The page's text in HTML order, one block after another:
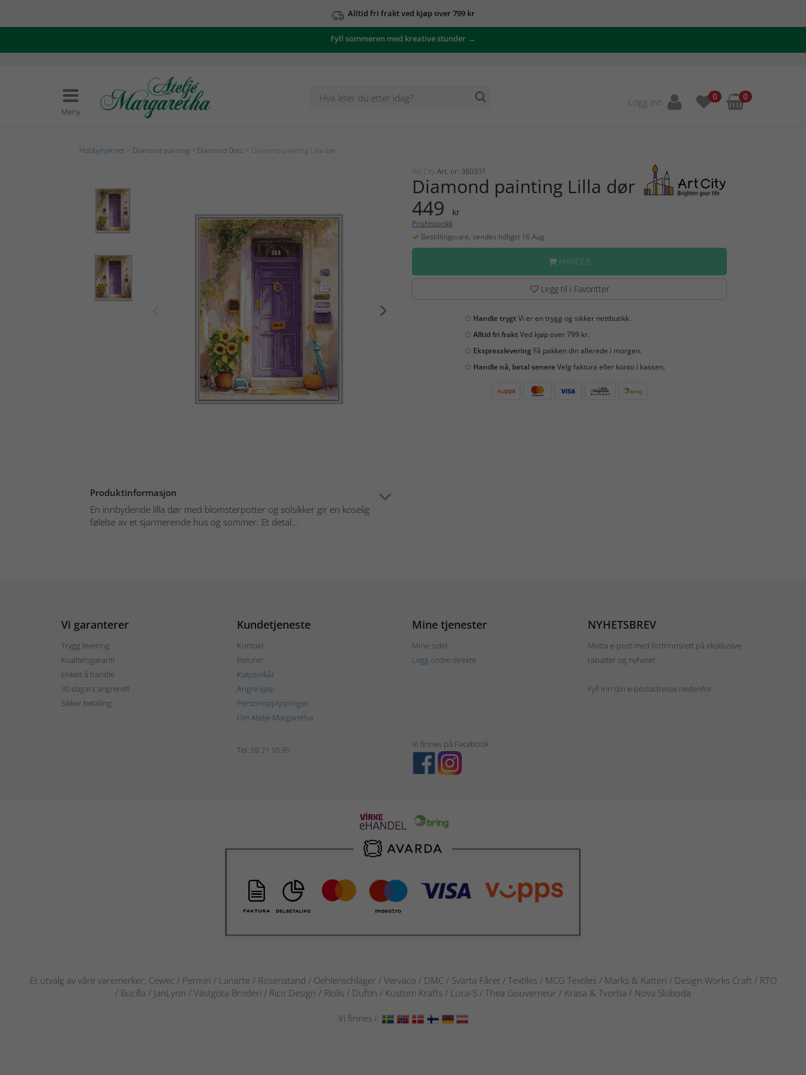
Alltid fri frakt ved kjøp over 799 kr
Fyll sommeren med kreative stunder →
Meny
Logg inn 0 0
Hobbyhjørnet Diamond painting Diamond Dotz > Diamond painting Lilla dør
Produktinformasjon
En innbydende lilla dør med blomsterpotter og solsikker gir en koselig
følelse av et sjarmerende hus og sommer. Et detal...
Art City Art. nr: 360331
Diamond painting Lilla dør
449 kr
Prishistorikk
Bestillingsvare, sendes tidligst 16 Aug
HANDLE
Legg til i Favoritter
Handle trygtVi er en trygg og sikker nettbutikk.
Alltid fri fraktVed kjøp over 799 kr.
EkspressleveringFå pakken din allerede i morgen.
Handle nå, betal senereVelg faktura eller konto i kassen.
Vi garanterer
Trygg levering
Kvalitetsgaranti
Enkelt å handle
30 dagars angrerett
Sikker betaling
Kundetjeneste
Kontakt
Returer
Kjøpsvilkår
Angre kjøp
Personopplysninger
Om Ateljé Margaretha
Mine tjenester
Mine sider
Legg ordre direkte
NYHETSBREV
Motta e-post med fortrinnsrett på eksklusive
rabatter og nyheter.
Fyll inn din e-postadresse nedenfor.
Tel: 69 21 10 95
Vi finnes på Facebook
Et utvalg av våre varemerker: Cewec / Permin / Lanarte / Rosenstand / Oehlenschläger / Vervaco / DMC / Svarta Fåret / Textiles / MCG Textiles / Marks & Katten / Design Works Craft / RTO
/ Bucilla / JanLynn / Västgöta Broderi / Rico Design / Riolis / Duftin / Kustom Krafts / Luca-S / Thea Gouverneur / Krasa & Tvorba / Nova Sloboda
Vi finnes i: